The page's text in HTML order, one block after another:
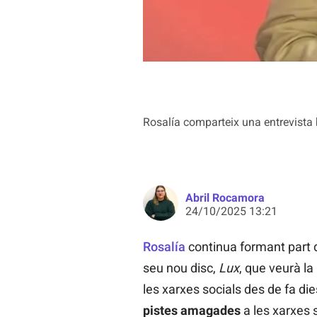
Rosalía comparteix una
Abril Rocamora
24/10/2025 13:21
Rosalía continua formant part
seu nou disc, Lux, que veurà
les xarxes socials des de fa
pistes amagadesa les xarxes